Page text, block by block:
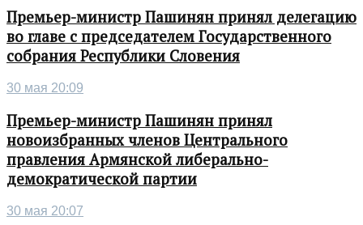
Премьер-министр Пашинян принял делегацию
во главе с председателем Государственного
собрания Республики Словения
30 мая 20:09
Премьер-министр Пашинян принял
новоизбранных членов Центрального
правления Армянской либерально-
демократической партии
30 мая 20:07